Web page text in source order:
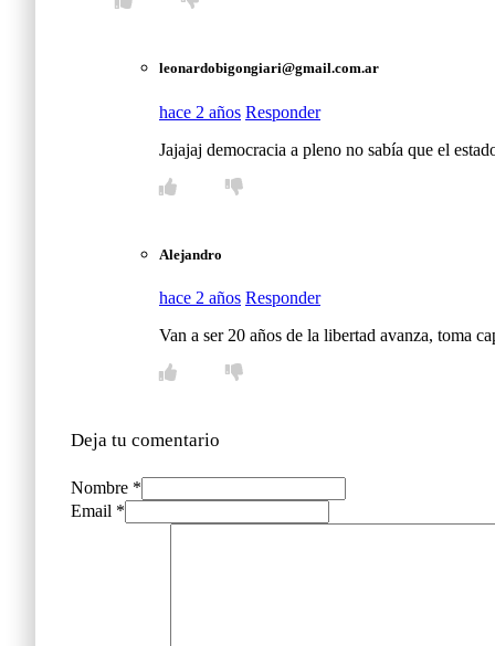
leonardobigongiari@gmail.com.ar
hace 2 años Responder
Jajajaj democracia a pleno no sabía que el
Alejandro
hace 2 años Responder
Van a ser 20 años de la libertad avanza, toma
Deja tu comentario
Nombre *
Email *